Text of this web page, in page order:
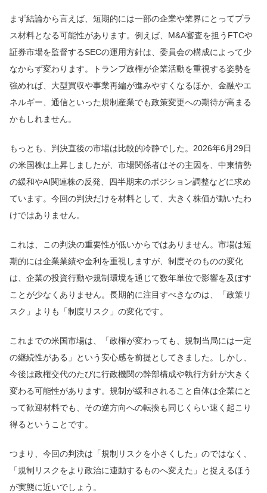
まず結論から言えば、短期的には一部の企業や業界にとってプラ
ス材料となる可能性があります。例えば、M&A審査を担うFTCや
証券市場を監督するSECの運用方針は、委員会の構成によって少
なからず変わります。トランプ政権が企業活動を重視する姿勢を
強めれば、大型買収や事業再編が進みやすくなるほか、金融やエ
ネルギー、通信といった規制産業でも政策変更への期待が高まる
かもしれません。
もっとも、判決直後の市場は比較的冷静でした。2026年6月29日
の米国株は上昇しましたが、市場関係者はその主因を、中東情勢
の緩和やAI関連株の反発、四半期末のポジション調整などに求め
ています。今回の判決だけを材料として、大きく株価が動いたわ
けではありません。
これは、この判決の重要性が低いからではありません。市場は短
期的には企業業績や金利を重視しますが、制度そのものの変化
は、企業の投資行動や規制環境を通じて数年単位で影響を及ぼす
ことが少なくありません。長期的に注目すべきなのは、「政策リ
スク」よりも「制度リスク」の変化です。
これまでの米国市場は、「政権が変わっても、規制当局には一定
の継続性がある」という安心感を前提としてきました。しかし、
今後は政権交代のたびに行政機関の幹部構成や執行方針が大きく
変わる可能性があります。規制が緩和されること自体は企業にと
って歓迎材料でも、その逆方向への転換も同じくらい速く起こり
得るということです。
つまり、今回の判決は「規制リスクを小さくした」のではなく、
「規制リスクをより政治に連動するものへ変えた」と捉えるほう
が実態に近いでしょう。